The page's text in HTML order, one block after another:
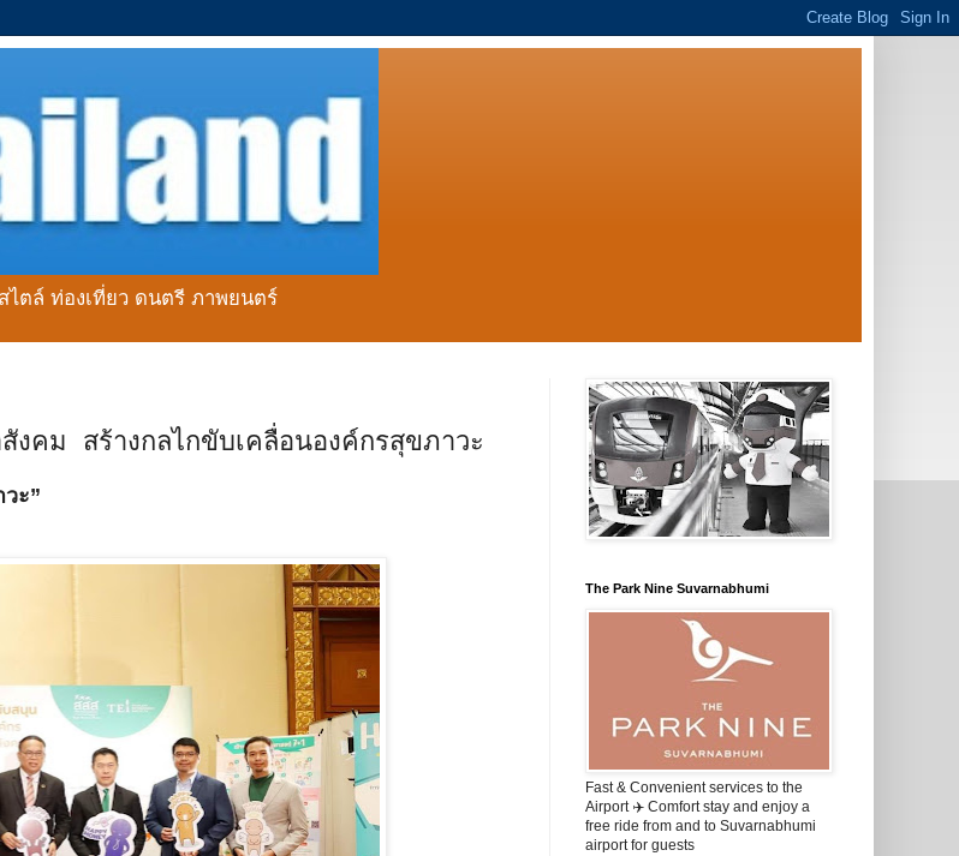
ไตล์ ท่องเที่ยว ดนตรี ภาพยนตร์
ม สร้างกลไกขับเคลื่อนองค์กรสุขภาวะ
ะ”
The Park Nine Suvarnabhumi
Fast & Convenient services to the
Airport ✈️ Comfort stay and enjoy a
free ride from and to Suvarnabhumi
airport for guests